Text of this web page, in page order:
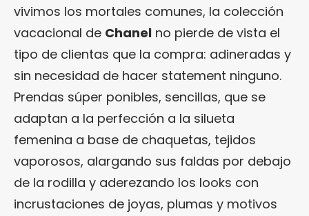
vivimos los mortales comunes, la colección
vacacional de Chanel no pierde de vista el
tipo de clientas que la compra: adineradas y
sin necesidad de hacer statement ninguno.
Prendas súper ponibles, sencillas, que se
adaptan a la perfección a la silueta
femenina a base de chaquetas, tejidos
vaporosos, alargando sus faldas por debajo
de la rodilla y aderezando los looks con
incrustaciones de joyas, plumas y motivos